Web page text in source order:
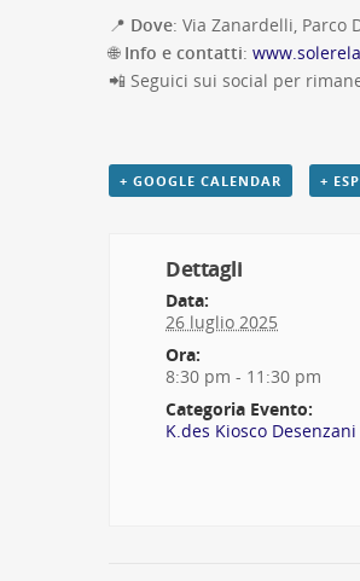
📍 Dove: Via Zanardelli, Parco
🌐 Info e contatti:
📲 Seguici sui social per
+ GOOGLE CALENDAR +
Dettagli
Data:
26 luglio 2025
Ora:
8:30 pm - 11:30 pm
Categoria Evento:
K.des Kiosco Desenzani